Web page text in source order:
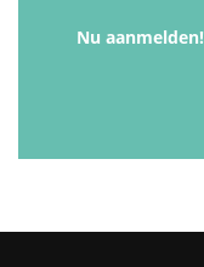
Nu aanmelden!